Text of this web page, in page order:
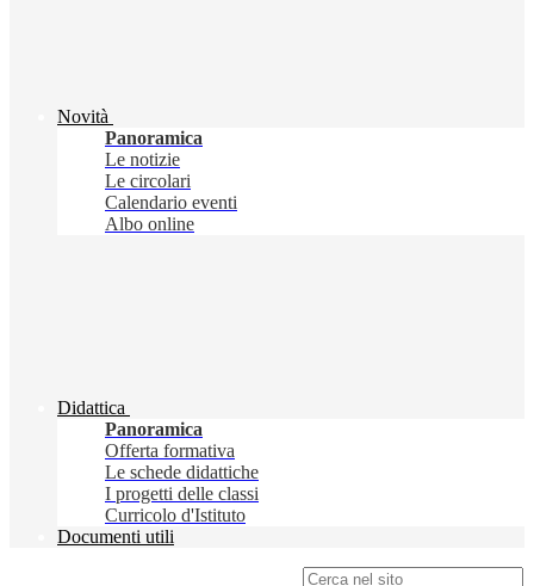
Novità
Panoramica
Le notizie
Le circolari
Calendario eventi
Albo online
Didattica
Panoramica
Offerta formativa
Le schede didattiche
I progetti delle classi
Curricolo d'Istituto
Documenti utili